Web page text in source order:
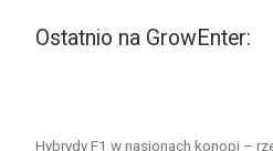
Ostatnio na GrowEnter:
Hybrydy F1 w nasionach konopi –